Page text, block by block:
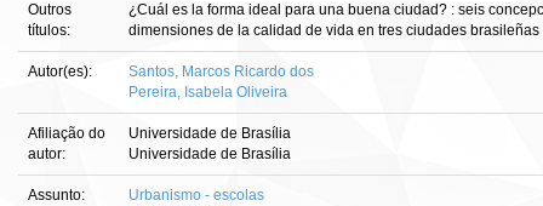
Outros
títulos:
¿Cuál es la forma ideal para una buena ciudad? : seis
dimensiones de la calidad de vida en tres ciudades brasileñas
Autor(es):
Santos, Marcos Ricardo dos
Pereira, Isabela Oliveira
Afiliação do
autor:
Universidade de Brasília
Universidade de Brasília
Assunto:
Urbanismo - escolas